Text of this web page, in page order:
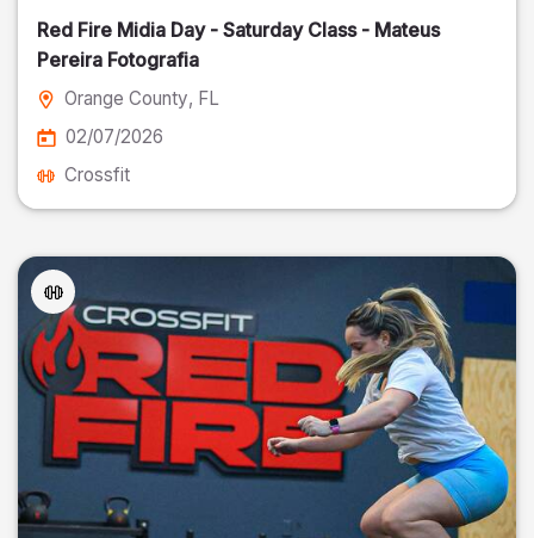
Red Fire Midia Day - Saturday Class - Mateus
Pereira Fotografia
Orange County, FL
02/07/2026
Crossfit